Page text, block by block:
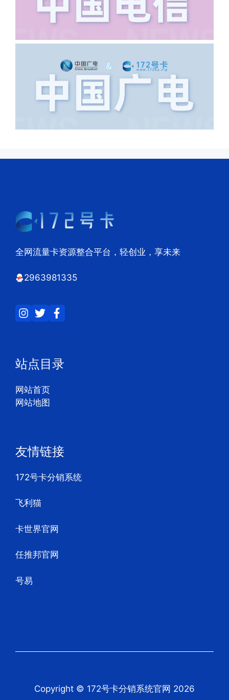
导致订单失败，因为在系统审核看来你在
上海怎么又写了个北京，不知道你在哪
全网流量卡资源整合平台，轻创业，享未来
2963981335
站点目录
网站首页
网站地图
友情链接
172号卡分销系统
飞利猫
卡世界官网
任推邦官网
号易
Copyright © 172号卡分销系统官网 2026